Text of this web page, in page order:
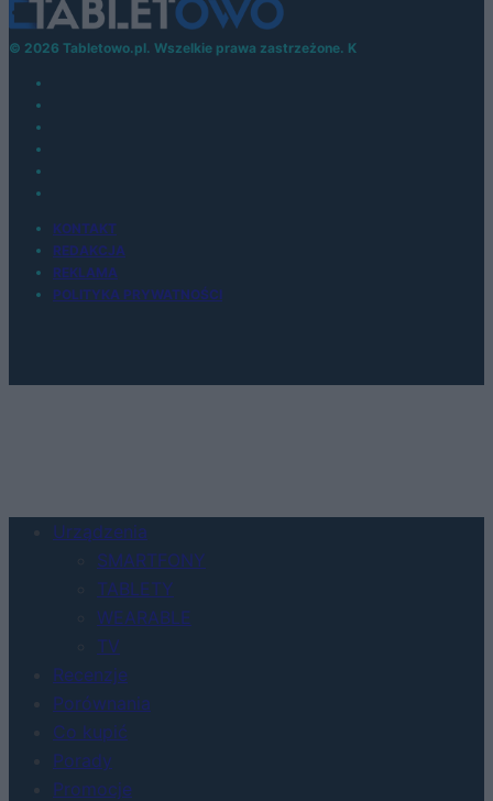
© 2026 Tabletowo.pl. Wszelkie prawa zastrzeżone. K
KONTAKT
REDAKCJA
REKLAMA
POLITYKA PRYWATNOŚCI
Urządzenia
SMARTFONY
TABLETY
WEARABLE
TV
Recenzje
Porównania
Co kupić
Porady
Promocje